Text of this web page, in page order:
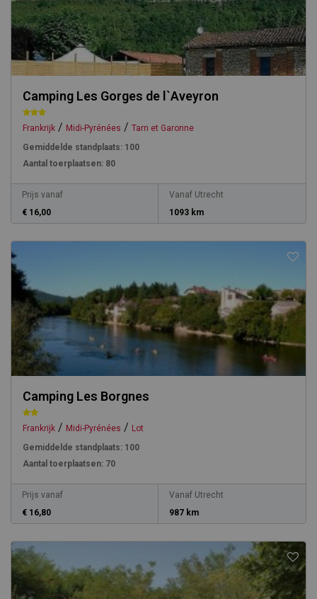
Camping Les Gorges de l`Aveyron
Frankrijk / Midi-Pyrénées / Tarn et Garonne
Gemiddelde standplaats: 100
Aantal toerplaatsen: 80
Prijs vanaf
€ 16,00
Vanaf Utrecht
1093 km
Camping Les Borgnes
Frankrijk / Midi-Pyrénées / Lot
Gemiddelde standplaats: 100
Aantal toerplaatsen: 70
Prijs vanaf
€ 16,80
Vanaf Utrecht
987 km